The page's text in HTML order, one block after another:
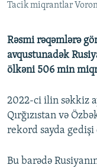
AZADLIQRADIOSU
XƏBƏR
RFE/RL-in bütün
Tacik miqrantlar
Rəsmi rəqəmlərə
avqustunadək
ölkəni 506 min
2022-ci ilin səkkiz
Qırğızıstan və
rekord sayda gedişi
Bu barədə